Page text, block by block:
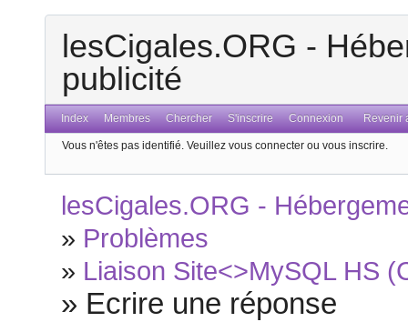
lesCigales.ORG -
publicité
Index Membres Chercher S'inscrire Connexion Revenir
Vous n'êtes pas identifié. Veuillez vous connecter ou vous inscrire.
lesCigales.ORG -
» Problèmes
» Liaison Site<>MySQL HS
» Ecrire une réponse